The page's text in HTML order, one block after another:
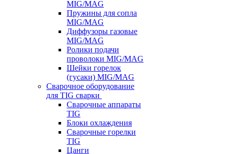
MIG/MAG
Пружины для сопла
MIG/MAG
Диффузоры газовые
MIG/MAG
Ролики подачи
проволоки MIG/MAG
Шейки горелок
(гусаки) MIG/MAG
Сварочное оборудование
для TIG сварки
Сварочные аппараты
TIG
Блоки охлаждения
Сварочные горелки
TIG
Цанги